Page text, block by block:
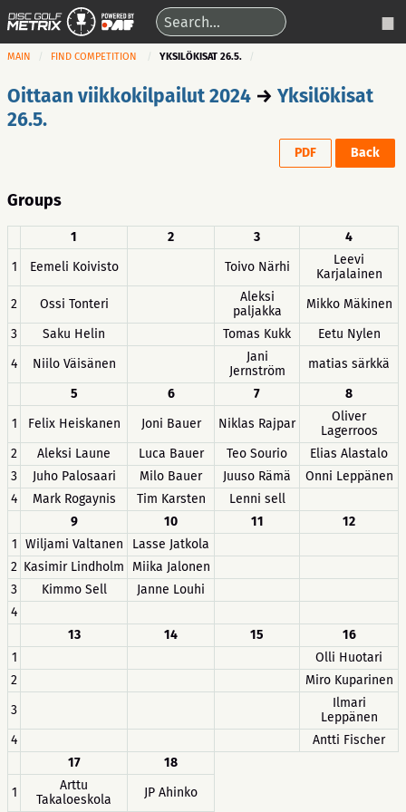
MAIN FIND COMPETITION YKSILÖKISAT 26.5.
Oittaan viikkokilpailut 2024 → Yksilökisat
26.5.
PDF Back
Groups
1 2 3
4
1
Eemeli Koivisto Toivo Närhi
Leevi
Karjalainen
2
Ossi Tonteri
Aleksi
paljakka
Mikko Mäkinen
3
Saku Helin Tomas Kukk
Eetu Nylen
4
Niilo Väisänen
Jani
Jernström
matias särkkä
5
6 7
8
1
Felix Heiskanen Joni Bauer Niklas Rajpar
Oliver
Lagerroos
2
Aleksi Laune Luca Bauer Teo Sourio
Elias Alastalo
3
Juho Palosaari Milo Bauer Juuso Rämä
Onni Leppänen
4
Mark Rogaynis Tim Karsten
Lenni sell
9
10 11
12
1 Wiljami Valtanen
Lasse Jatkola
2 Kasimir Lindholm
Miika Jalonen
3
Kimmo Sell
Janne Louhi
4
13
14 15
16
1
Olli Huotari
2
Miro Kuparinen
3
Ilmari
Leppänen
4
Antti Fischer
17
18
1
Arttu
Takaloeskola
JP Ahinko